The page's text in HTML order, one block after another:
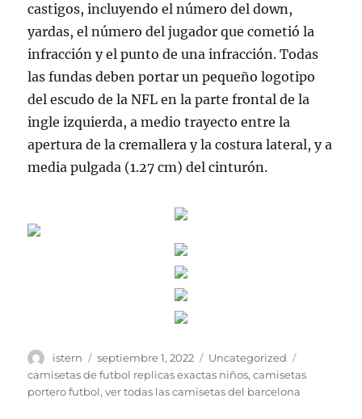
castigos, incluyendo el número del down,
yardas, el número del jugador que cometió la
infracción y el punto de una infracción. Todas
las fundas deben portar un pequeño logotipo
del escudo de la NFL en la parte frontal de la
ingle izquierda, a medio trayecto entre la
apertura de la cremallera y la costura lateral, y a
media pulgada (1.27 cm) del cinturón.
Autor
istern
Publicado
el
septiembre 1, 2022 Categorías
Uncategorized
camisetas de futbol replicas exactas niños,camisetas
portero futbol,ver todas las camisetas del barcelona